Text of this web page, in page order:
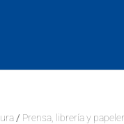
/ Prensa, librería y